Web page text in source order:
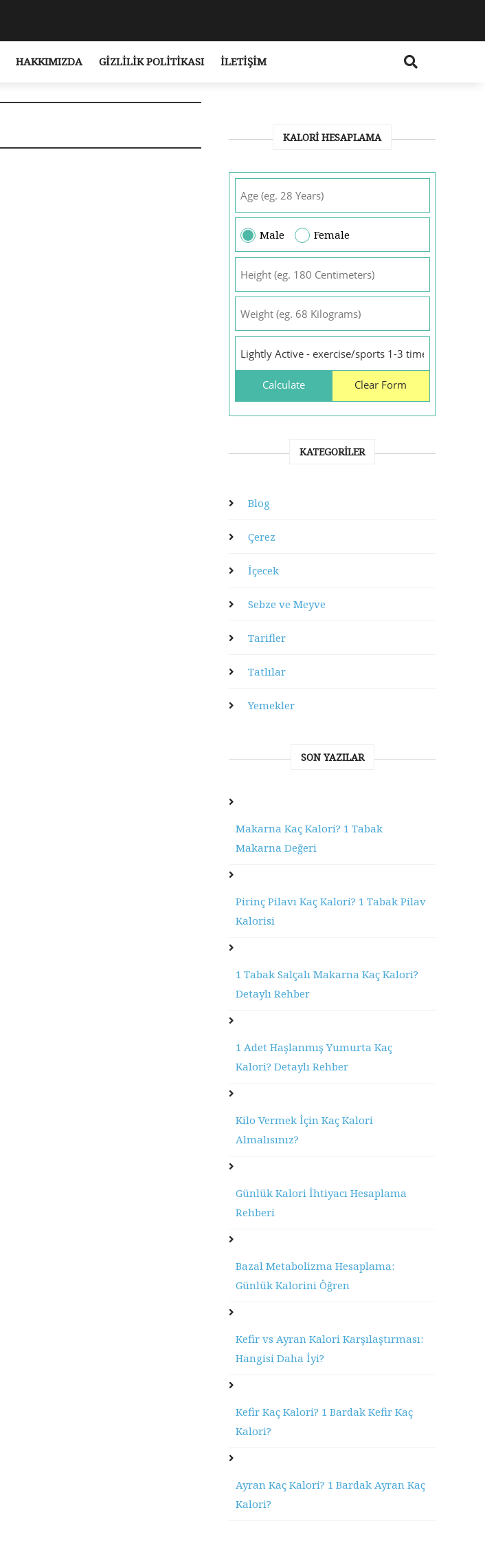
HAKKIMIZDA GIZLILIK POLITIKASI İLETIŞIM
KALORI HESAPLAMA
Male Female
KATEGORILER
Blog
Çerez
İçecek
Sebze ve Meyve
Tarifler
Tatlılar
Yemekler
SON YAZILAR
Makarna Kaç Kalori? 1 Tabak
Makarna Değeri
Pirinç Pilavı Kaç Kalori? 1 Tabak Pilav
Kalorisi
1 Tabak Salçalı Makarna Kaç Kalori?
Detaylı Rehber
1 Adet Haşlanmış Yumurta Kaç
Kalori? Detaylı Rehber
Kilo Vermek İçin Kaç Kalori
Almalısınız?
Günlük Kalori İhtiyacı Hesaplama
Rehberi
Bazal Metabolizma Hesaplama:
Günlük Kalorini Öğren
Kefir vs Ayran Kalori Karşılaştırması:
Hangisi Daha İyi?
Kefir Kaç Kalori? 1 Bardak Kefir Kaç
Kalori?
Ayran Kaç Kalori? 1 Bardak Ayran Kaç
Kalori?